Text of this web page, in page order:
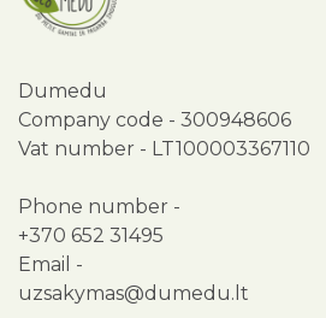
Dumedu
Company code - 300948606
Vat number - LT100003367110
Phone number -
+370 652 31495
Email -
uzsakymas@dumedu.lt